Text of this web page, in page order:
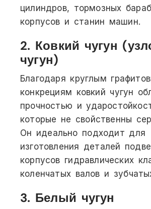
цилиндров, тормозных
корпусов и станин машин.
2. Ковкий чугун
чугун)
Благодаря круглым
конкрециям ковкий чугун
прочностью и
которые не свойственны
Он идеально подходит для
изготовления деталей
корпусов гидравлических
коленчатых валов и
3. Белый чугун